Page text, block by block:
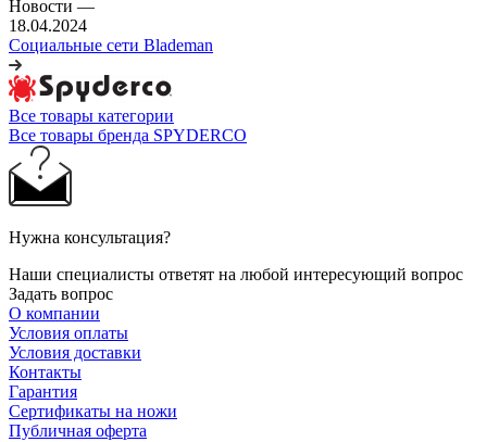
Новости —
18.04.2024
Социальные сети Blademan
Все товары категории
Все товары бренда SPYDERCO
Нужна консультация?
Наши специалисты ответят на любой интересующий вопрос
Задать вопрос
О компании
Условия оплаты
Условия доставки
Контакты
Гарантия
Сертификаты на ножи
Публичная оферта